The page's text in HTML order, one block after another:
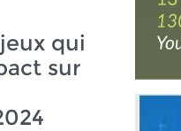
qui
sur